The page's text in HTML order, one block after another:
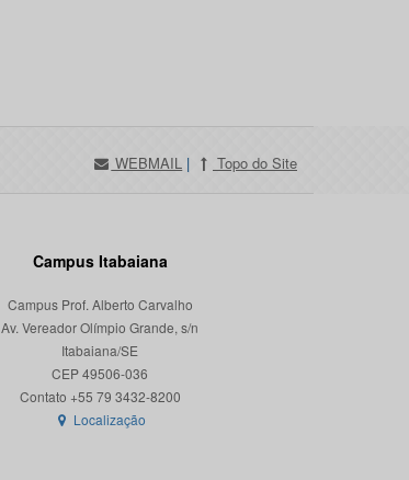
WEBMAIL | Topo do Site
Campus Itabaiana
Campus Prof. Alberto Carvalho
Av. Vereador Olímpio Grande, s/n
Itabaiana/SE
CEP 49506-036
Localização